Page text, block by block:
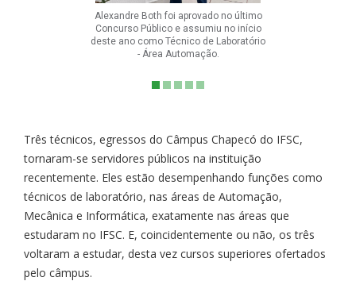
Alexandre Both foi aprovado no último
Concurso Público e assumiu no início
deste ano como Técnico de Laboratório
- Área Automação.
Três técnicos, egressos do Câmpus Chapecó do IFSC,
tornaram-se servidores públicos na instituição
recentemente. Eles estão desempenhando funções como
técnicos de laboratório, nas áreas de Automação,
Mecânica e Informática, exatamente nas áreas que
estudaram no IFSC. E, coincidentemente ou não, os três
voltaram a estudar, desta vez cursos superiores ofertados
pelo câmpus.